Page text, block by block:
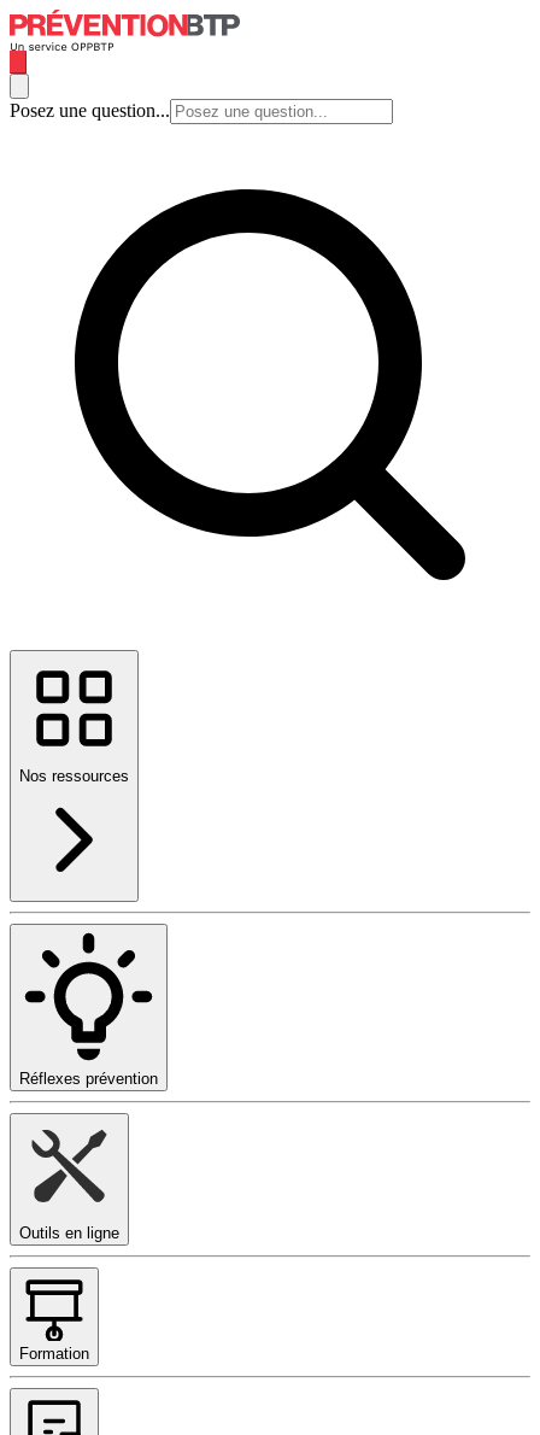
Posez une question...
Nos ressources
Réflexes prévention
Outils en ligne
Formation